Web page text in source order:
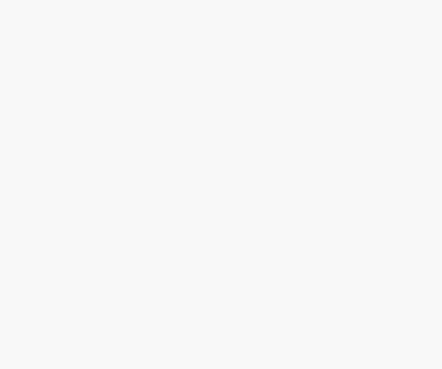
- mệnh Thổ